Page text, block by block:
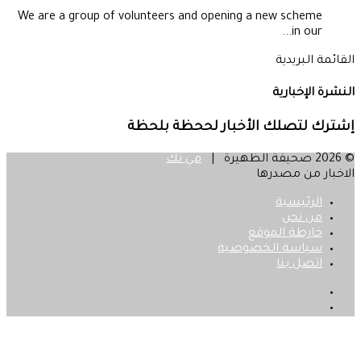
We are a group of volunteers and opening a new scheme
in our...
القائمة البريدية
النشرة الإخبارية
إشترك لتصلك الأخبار لححظة بلحظة
© 2026 صحيفة الظهيرة |
مي تك
الاخبار من مصدرها
الرئيسية
من نحن
خارطة الموقع
سياسة الخصوصية
اتصل بنا